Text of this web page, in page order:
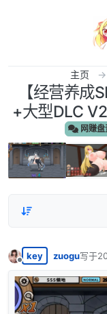
主页
【经营养成
+大型DLC
网赚盘
离线
key zuogu写于
最后